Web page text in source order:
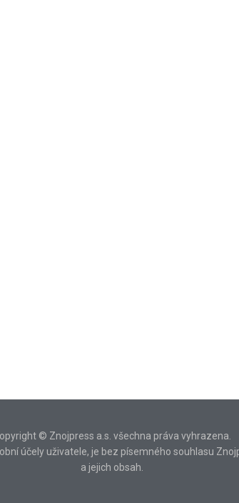
© Znojpress a.s. všechna práva vyhrazena.
účely uživatele, je bez písemného souhlasu
a jejich obsah.